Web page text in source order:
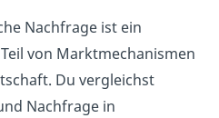
Nachfrage ist ein
von Marktmechanismen
Du vergleichst
Nachfrage in